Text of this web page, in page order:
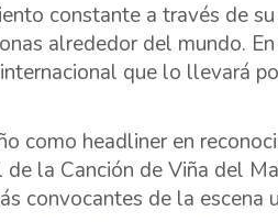
constante a través de
alrededor del mundo.
que lo llevará
como headliner en
la Canción de Viña del
convocantes de la escena